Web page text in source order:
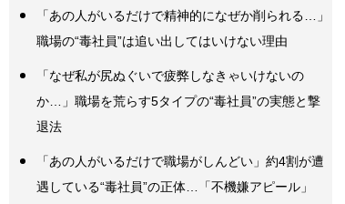
「あの人がいるだけで精神的になぜか削られる…」
職場の“毒社員”は追い出してはいけない理由
「なぜ私が尻ぬぐいで疲弊しなきゃいけないの
か…」職場を荒らす5タイプの“毒社員”の実態と撃
退法
「あの人がいるだけで職場がしんどい」約4割が遭
遇している“毒社員”の正体…「不機嫌アピール」